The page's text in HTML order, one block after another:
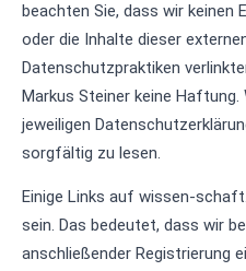
beachten Sie, dass wir keinen
oder die Inhalte dieser
Datenschutzpraktiken
Markus Steiner keine Haftung.
jeweiligen
sorgfältig zu lesen.
Einige Links auf wissen-
sein. Das bedeutet, dass wir
anschließender Registrierung